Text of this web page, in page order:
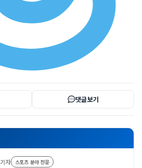
댓글보기
기자 스포츠 분야 전문